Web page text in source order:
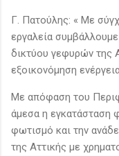
Γ. Πατούλης: « Με
εργαλεία
δικτύου γεφυρών της
εξοικονόμηση
Με απόφαση του
άμεσα η εγκατάσταση
φωτισμό και την
της Αττικής με